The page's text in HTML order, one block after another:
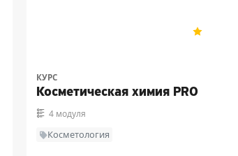
КУРС
Косметическая химия PRO
4 модуля
Косметология